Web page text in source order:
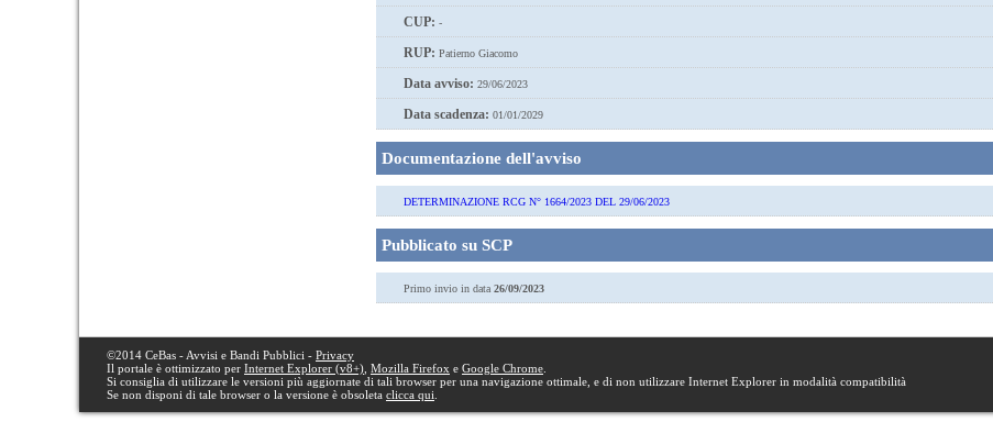
CUP: -
RUP: Patierno Giacomo
Data avviso: 29/06/2023
Data scadenza: 01/01/2029
Documentazione dell'avviso
DETERMINAZIONE RCG N° 1664/2023 DEL 29/06/2023
Pubblicato su SCP
Primo invio in data 26/09/2023
©2014 CeBas - Avvisi e Bandi Pubblici - Privacy
Il portale è ottimizzato per Internet Explorer (v8+) Mozilla Firefox e Google Chrome
Si consiglia di utilizzare le versioni più aggiornate di tali browser per una navigazione ottimale, e di non utilizzare Internet Explorer in modalità compatibilità
Se non disponi di tale browser o la versione è obsoleta clicca qui